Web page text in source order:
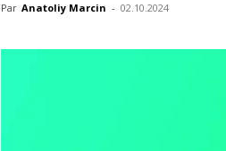
Par Anatoliy Marcin - 02.10.2024